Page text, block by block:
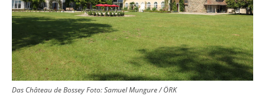
Das Château de BosseyFoto:Samuel Mungure / ÖRK